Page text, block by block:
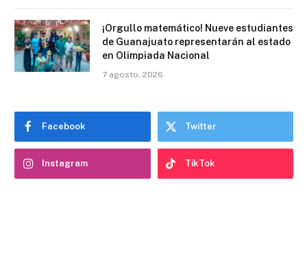
¡Orgullo matemático! Nueve estudiantes
de Guanajuato representarán al estado
en Olimpiada Nacional
7 agosto, 2026
Facebook Twitter
Instagram TikTok